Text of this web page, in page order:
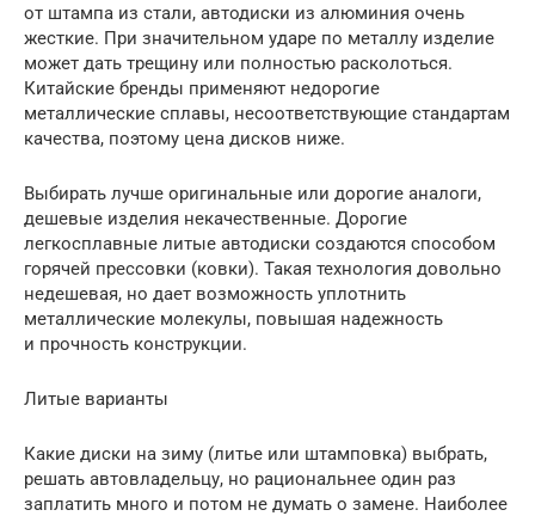
от штампа из стали, автодиски из алюминия очень
жесткие. При значительном ударе по металлу изделие
может дать трещину или полностью расколоться.
Китайские бренды применяют недорогие
металлические сплавы, несоответствующие стандартам
качества, поэтому цена дисков ниже.
Выбирать лучше оригинальные или дорогие аналоги,
дешевые изделия некачественные. Дорогие
легкосплавные литые автодиски создаются способом
горячей прессовки (ковки). Такая технология довольно
недешевая, но дает возможность уплотнить
металлические молекулы, повышая надежность
и прочность конструкции.
Литые варианты
Какие диски на зиму (литье или штамповка) выбрать,
решать автовладельцу, но рациональнее один раз
заплатить много и потом не думать о замене. Наиболее